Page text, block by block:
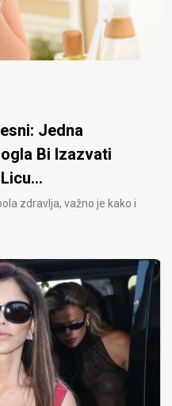
Jedna
Bi Izazvati
zdravlja, važno je kako i